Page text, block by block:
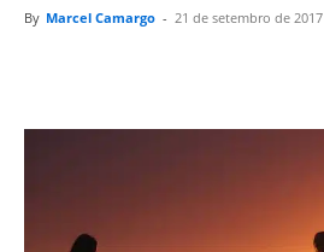
By Marcel Camargo - 21 de setembro de 2017